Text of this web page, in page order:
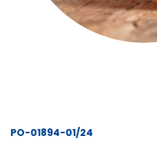
PO-01894-01/24